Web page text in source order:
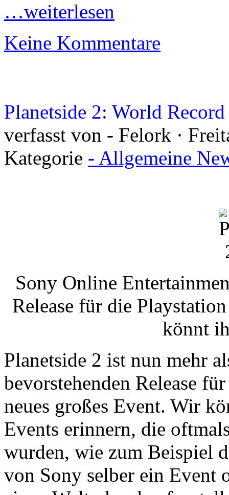
…weiterlesen
Keine Kommentare
Planetside 2: World
verfasst von - Felork ·
Kategorie - Allgemeine
Sony Online
Release für die
könnt
Planetside 2 ist nun mehr
bevorstehenden Release
neues großes Event. Wir
Events erinnern, die
wurden, wie zum Beispiel
von Sony selber ein Event